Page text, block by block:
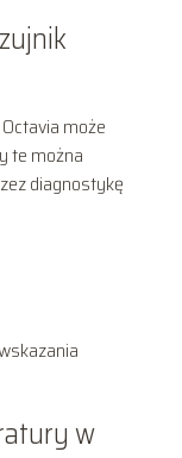
może
te można
diagnostykę
w